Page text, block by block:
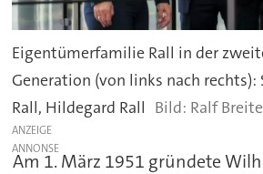
Eigentümerfamilie Rall in der
Generation (von links nach rechts):
Rall, Hildegard Rall
Ralf
ANZEIGE
Am 1. März 1951 gründete